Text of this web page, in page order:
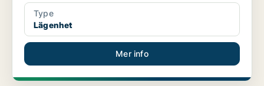
Type
Lägenhet
Mer info